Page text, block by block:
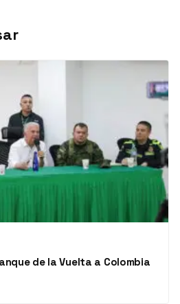
de la Vuelta a Colombia